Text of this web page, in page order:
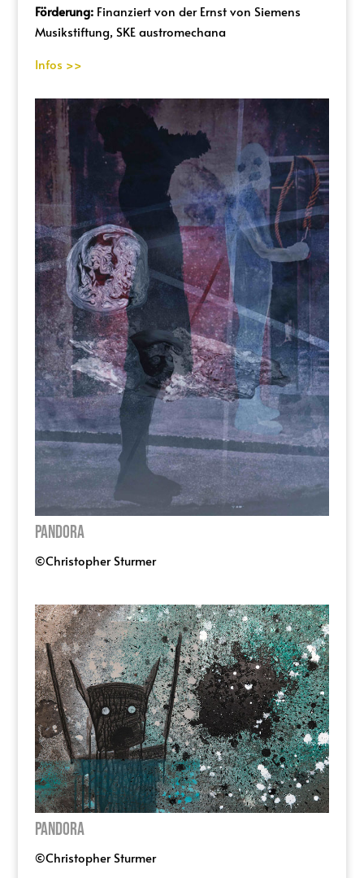
Förderung:Finanziert von der Ernst von Siemens
Musikstiftung, SKE austromechana
Infos >>
PANDORA
©Christopher Sturmer
PANDORA
©Christopher Sturmer